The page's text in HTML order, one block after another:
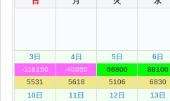
3日
-118150
5531
4日
-40850
5618
5日
66800
5106
6日
88100
6830
10日
11日
12日
13日